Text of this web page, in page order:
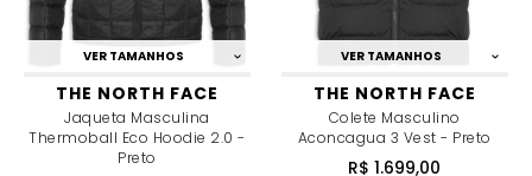
VER TAMANHOS
THE NORTH FACE
Jaqueta Masculina
Thermoball Eco Hoodie 2.0 -
Preto
VER TAMANHOS
THE NORTH FACE
Colete Masculino
Aconcagua 3 Vest - Preto
R$ 1.699,00